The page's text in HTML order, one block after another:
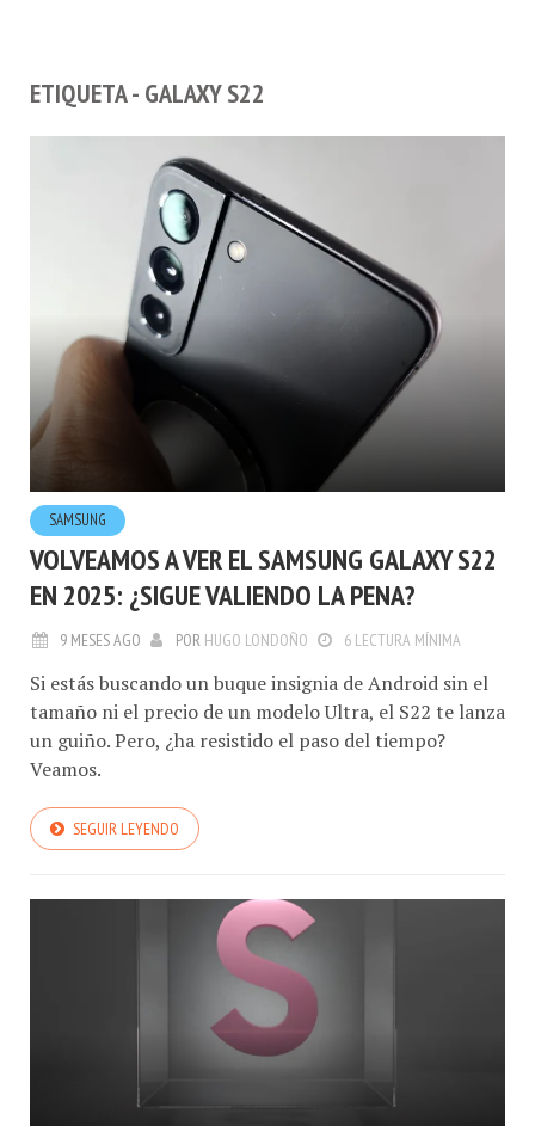
ETIQUETA - GALAXY S22
SAMSUNG
VOLVEAMOS A VER EL SAMSUNG GALAXY S22
EN 2025: ¿SIGUE VALIENDO LA PENA?
9 MESES AGO POR HUGO LONDOÑO 6 LECTURA MÍNIMA
Si estás buscando un buque insignia de Android sin el
tamaño ni el precio de un modelo Ultra, el S22 te lanza
un guiño. Pero, ¿ha resistido el paso del tiempo?
Veamos.
SEGUIR LEYENDO